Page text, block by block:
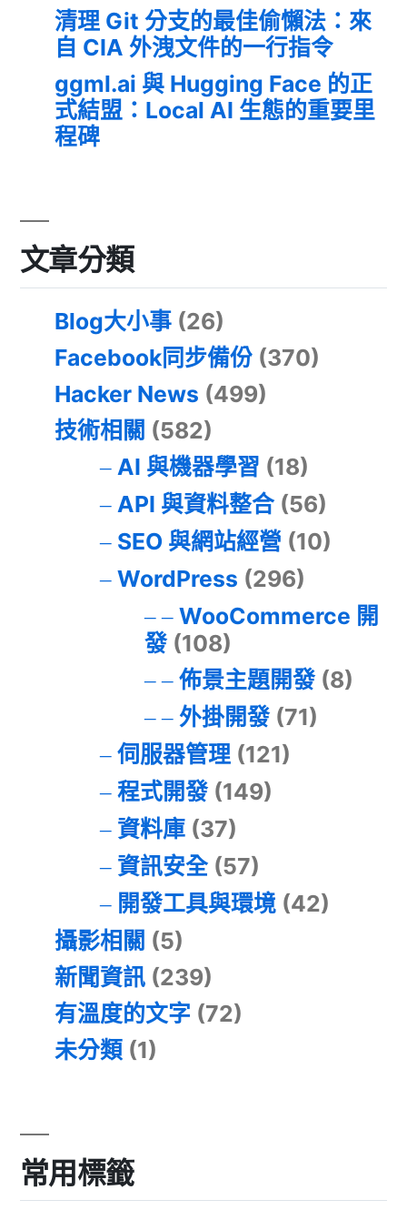
清理 Git 分支的最佳偷懶法：來
自 CIA 外洩文件的一行指令
ggml.ai 與 Hugging Face 的正
式結盟：Local AI 生態的重要里
程碑
文章分類
Blog大小事 (26)
Facebook同步備份 (370)
Hacker News (499)
技術相關 (582)
AI 與機器學習 (18)
API 與資料整合(56)
SEO 與網站經營 (10)
WordPress (296)
WooCommerce 開
發(108)
佈景主題開發(8)
外掛開發(71)
伺服器管理(121)
程式開發(149)
資料庫(37)
資訊安全(57)
開發工具與環境(42)
攝影相關 (5)
新聞資訊 (239)
有溫度的文字 (72)
未分類 (1)
常用標籤